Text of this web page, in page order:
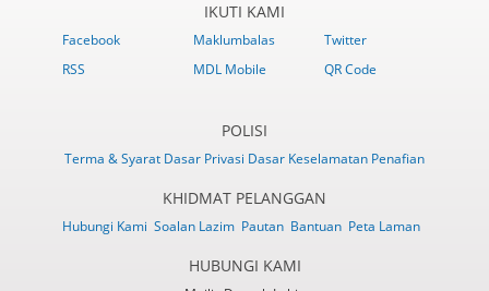
IKUTI KAMI
Facebook Maklumbalas
Twitter
RSS
MDL Mobile QR Code
POLISI
Terma & Syarat Dasar Privasi Dasar Keselamatan Penafian
KHIDMAT PELANGGAN
Hubungi Kami Soalan Lazim Pautan Bantuan Peta Laman
HUBUNGI KAMI